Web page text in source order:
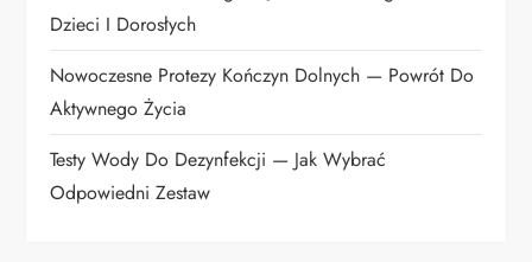
s
u
Dzieci I Dorosłych
Nowoczesne Protezy Kończyn Dolnych — Powrót Do
Aktywnego Życia
Testy Wody Do Dezynfekcji — Jak Wybrać
Odpowiedni Zestaw